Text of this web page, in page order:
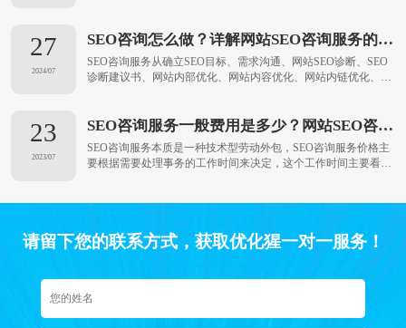
27
2024/07
SEO咨询怎么做？详解网站SEO咨询服务的10大流程步骤
SEO咨询服务从确立SEO目标、需求沟通、网站SEO诊断、SEO
诊断建议书、网站内部优化、网站内容优化、网站内链优化、站
23
2023/07
SEO咨询服务一般费用是多少？网站SEO咨询公司服务价格表
SEO咨询服务本质是一种技术型劳动外包，SEO咨询服务价格主
要根据需要处理事务的工作时间来决定，这个工作时间主要看网
请留下您的联系方式，获取优化猩一对一服务！